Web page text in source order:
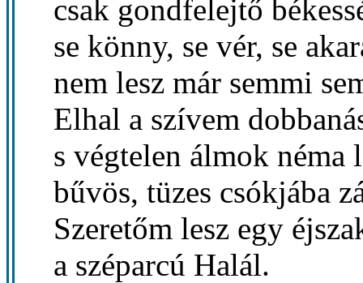
csak gondfelejtő
se könny, se vér, se
nem lesz már semmi
Elhal a szívem
s végtelen álmok néma
bűvös, tüzes csókjába
Szeretőm lesz egy
a széparcú Halál.